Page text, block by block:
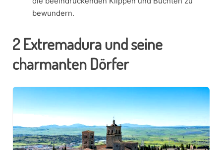
bewundern.
2Extremadura und seine
charmanten Dörfer